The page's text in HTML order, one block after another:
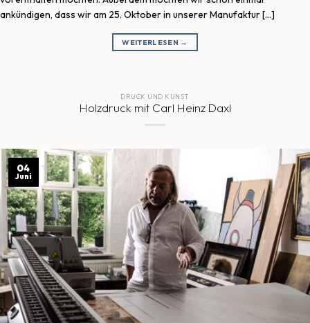
ankündigen, dass wir am 25. Oktober in unserer Manufaktur […]
WEITERLESEN →
DRUCK UND KUNST
Holzdruck mit Carl Heinz Daxl
04
Juni